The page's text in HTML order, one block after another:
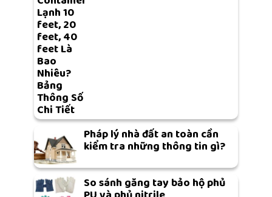
Lạnh 10
feet, 20
feet, 40
feet Là
Bao
Nhiêu?
Bảng
Thông Số
Chi Tiết
Pháp lý nhà đất an toàn cần
kiểm tra những thông tin gì?
So sánh găng tay bảo hộ phủ